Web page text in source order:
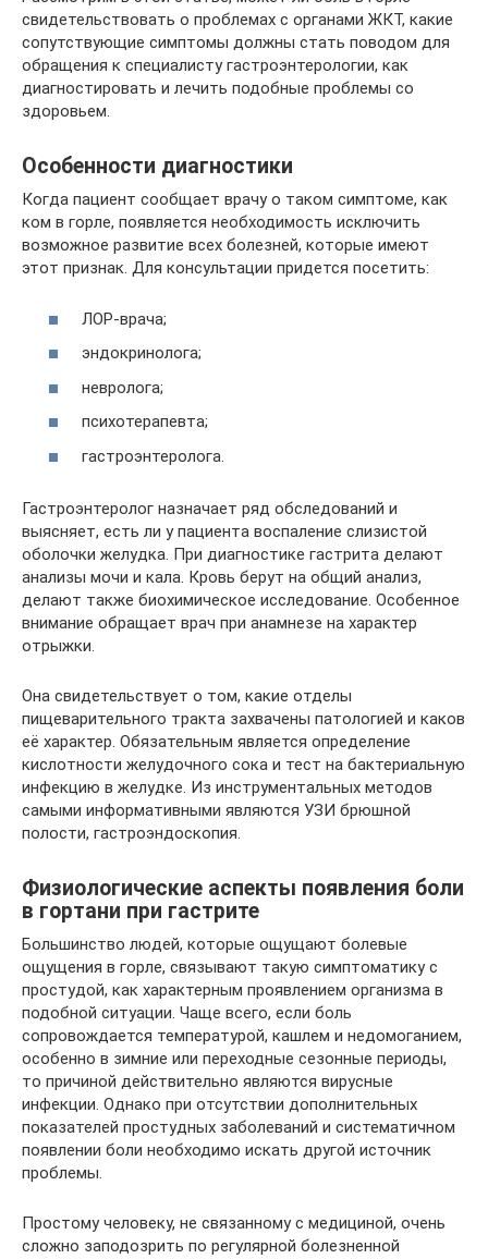
свидетельствовать о проблемах с органами ЖКТ, какие
сопутствующие симптомы должны стать поводом для
обращения к специалисту гастроэнтерологии, как
диагностировать и лечить подобные проблемы со
здоровьем.
Особенности диагностики
Когда пациент сообщает врачу о таком симптоме, как
ком в горле, появляется необходимость исключить
возможное развитие всех болезней, которые имеют
этот признак. Для консультации придется посетить:
ЛОР-врача;
эндокринолога;
невролога;
психотерапевта;
гастроэнтеролога.
Гастроэнтеролог назначает ряд обследований и
выясняет, есть ли у пациента воспаление слизистой
оболочки желудка. При диагностике гастрита делают
анализы мочи и кала. Кровь берут на общий анализ,
делают также биохимическое исследование. Особенное
внимание обращает врач при анамнезе на характер
отрыжки.
Она свидетельствует о том, какие отделы
пищеварительного тракта захвачены патологией и каков
её характер. Обязательным является определение
кислотности желудочного сока и тест на бактериальную
инфекцию в желудке. Из инструментальных методов
самыми информативными являются УЗИ брюшной
полости, гастроэндоскопия.
Физиологические аспекты появления боли
в гортани при гастрите
Большинство людей, которые ощущают болевые
ощущения в горле, связывают такую симптоматику с
простудой, как характерным проявлением организма в
подобной ситуации. Чаще всего, если боль
сопровождается температурой, кашлем и недомоганием,
особенно в зимние или переходные сезонные периоды,
то причиной действительно являются вирусные
инфекции. Однако при отсутствии дополнительных
показателей простудных заболеваний и систематичном
появлении боли необходимо искать другой источник
проблемы.
Простому человеку, не связанному с медициной, очень
сложно заподозрить по регулярной болезненной